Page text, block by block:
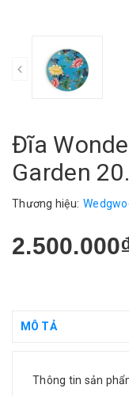
Đĩa
Garden
Thương hiệu:
MÔ TẢ
Thông tin sản